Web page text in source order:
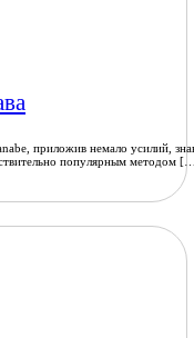
приложив немало усилий,
популярным методом